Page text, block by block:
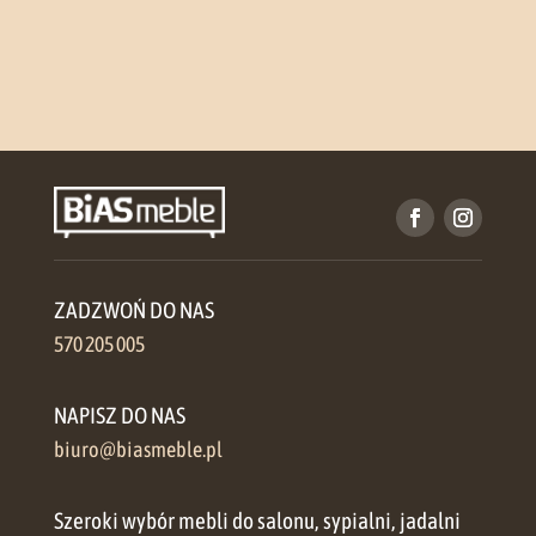
ZADZWOŃ DO NAS
570 205 005
NAPISZ DO NAS
biuro@biasmeble.pl
Szeroki wybór mebli do salonu, sypialni, jadalni